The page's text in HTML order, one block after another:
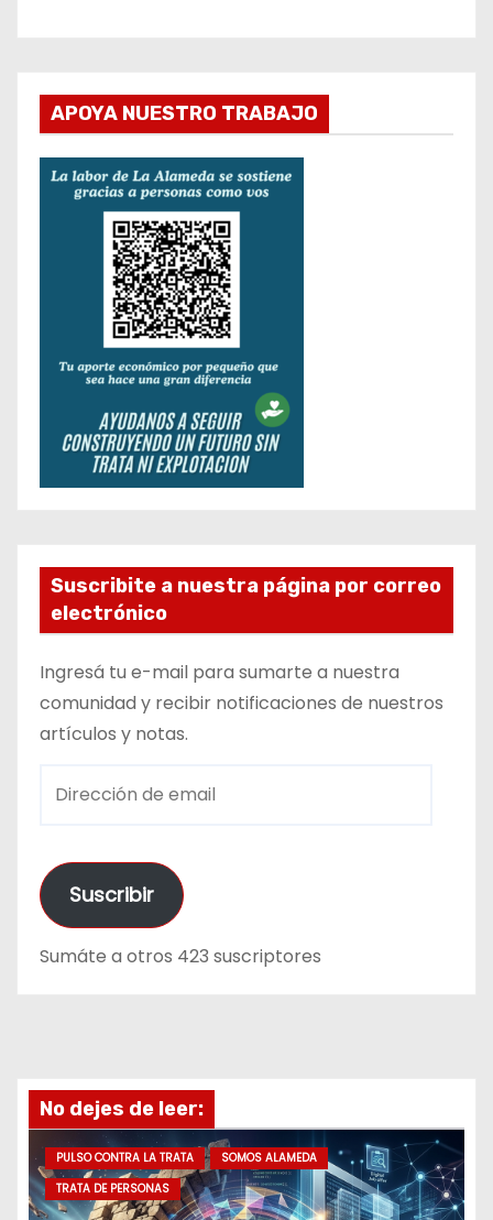
APOYA NUESTRO TRABAJO
Suscribite a nuestra página por correo
electrónico
Ingresá tu e-mail para sumarte a nuestra
comunidad y recibir notificaciones de nuestros
artículos y notas.
e
c
i
e
e
m
a
i
Suscribir
Sumáte a otros 423 suscriptores
No dejes de leer:
PULSO CONTRA LA TRATA
SOMOS ALAMEDA
TRATA DE PERSONAS